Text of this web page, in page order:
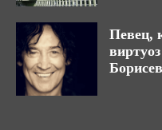
Певец,